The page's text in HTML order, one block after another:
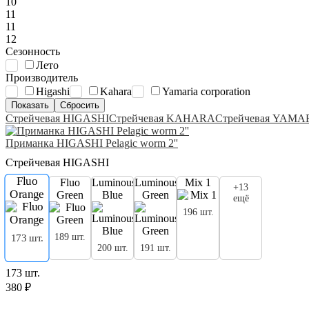
11
11
12
Сезонность
Лето
Производитель
Higashi
Kahara Yamaria corporation
Стрейчевая HIGASHIСтрейчевая KAHARAСтрейчевая
Приманка HIGASHI Pelagic worm 2''
Стрейчевая HIGASHI
Fluo
Orange
173 шт.
Fluо
Green
189 шт.
Luminous
Blue
200 шт.
Luminous
Green
191 шт.
Mix 1
196 шт.
+13
ещё
173 шт.
380 ₽